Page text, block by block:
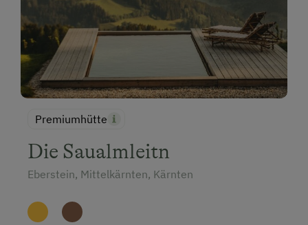
Premiumhütte
Die Saualmleitn
Eberstein, Mittelkärnten, Kärnten